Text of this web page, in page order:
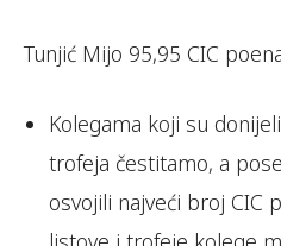
Tunjić Mijo 95,95 CIC
Kolegama koji su
trofeja čestitamo, a
osvojili najveći broj CIC